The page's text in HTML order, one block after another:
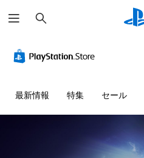
索
最新情報 特集 セール